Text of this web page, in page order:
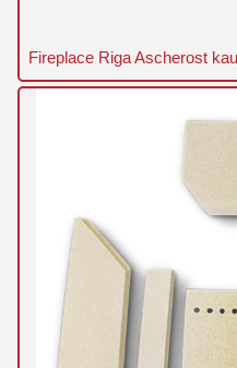
Fireplace Riga Ascherost